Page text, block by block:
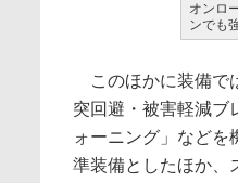
オンロ
ンでも
このほかに装備で
突回避・被害軽減ブ
ォーニング」など
準装備としたほか、